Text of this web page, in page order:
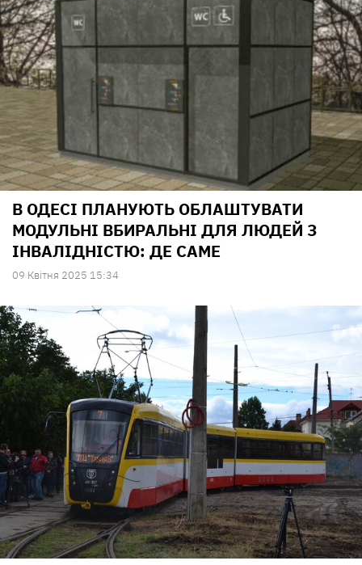
В ОДЕСІ ПЛАНУЮТЬ ОБЛАШТУВАТИ
МОДУЛЬНІ ВБИРАЛЬНІ ДЛЯ ЛЮДЕЙ З
ІНВАЛІДНІСТЮ: ДЕ САМЕ
09 Квiтня 2025 15:34